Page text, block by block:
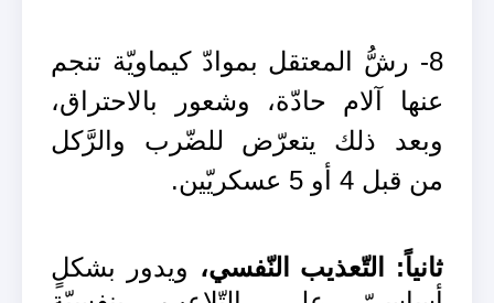
8- رشُّ المعتقل بموادّ كيماويّة تنجم
عنها آلام حادّة، وشعور بالاحتراق،
وبعد ذلك يتعرّض للضّرب والرَّكل
من قبل 4 أو 5 عسكريّين.
ثانياً: التّعذيب النّفسي، ويدور بشكلٍ